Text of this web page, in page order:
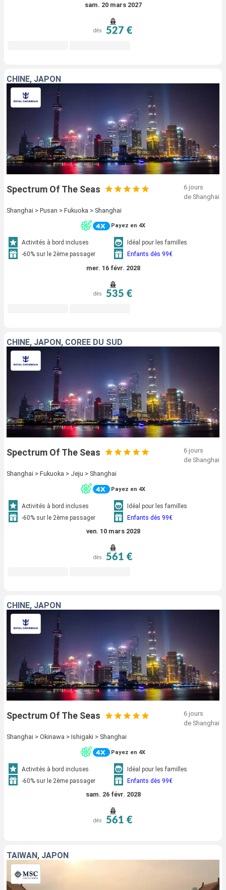
sam. 20 mars 2027
dès 527 €
CHINE, JAPON
Spectrum Of The Seas
6 jours
de Shanghai
Shanghai > Pusan > Fukuoka > Shanghai
Payez en 4X
Activités à bord incluses
Idéal pour les familles
-60% sur le 2ème passager
Enfants dès 99€
mer. 16 févr. 2028
dès 535 €
CHINE, JAPON, CORÉE DU SUD
Spectrum Of The Seas
6 jours
de Shanghai
Shanghai > Fukuoka > Jeju > Shanghai
Payez en 4X
Activités à bord incluses
Idéal pour les familles
-60% sur le 2ème passager
Enfants dès 99€
ven. 10 mars 2028
dès 561 €
CHINE, JAPON
Spectrum Of The Seas
6 jours
de Shanghai
Shanghai > Okinawa > Ishigaki > Shanghai
Payez en 4X
Activités à bord incluses
Idéal pour les familles
-60% sur le 2ème passager
Enfants dès 99€
sam. 26 févr. 2028
dès 561 €
TAÏWAN, JAPON